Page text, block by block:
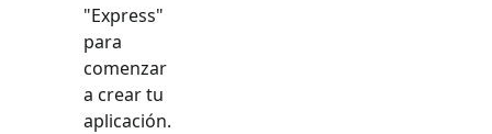
"Express"
para
comenzar
a crear tu
aplicación.